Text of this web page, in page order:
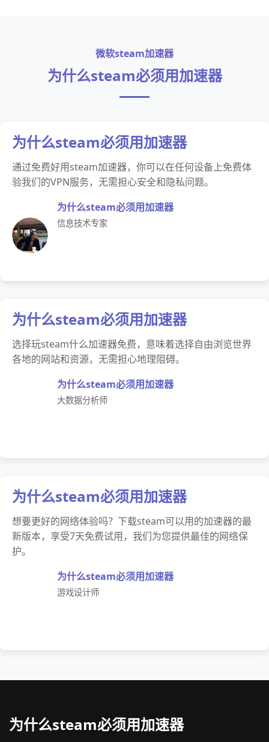
微软steam加速器
为什么steam必须用加速器
为什么steam必须用加速器
通过免费好用steam加速器，你可以在任何设备上免费体
验我们的VPN服务，无需担心安全和隐私问题。
为什么steam必须用加速器
信息技术专家
为什么steam必须用加速器
选择玩steam什么加速器免费，意味着选择自由浏览世界
各地的网站和资源，无需担心地理阻碍。
为什么steam必须用加速器
大数据分析师
为什么steam必须用加速器
想要更好的网络体验吗？下载steam可以用的加速器的最
新版本，享受7天免费试用，我们为您提供最佳的网络保
护。
为什么steam必须用加速器
游戏设计师
为什么steam必须用加速器